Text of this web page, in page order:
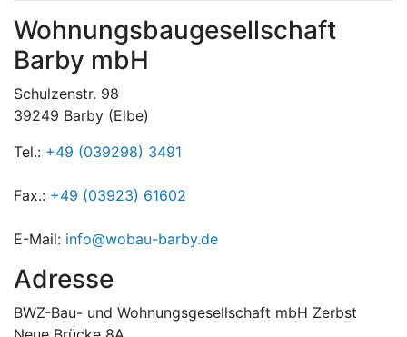
Wohnungsbaugesellschaft
Barby mbH
Schulzenstr. 98
39249 Barby (Elbe)
Tel.: +49 (039298) 3491
Fax.: +49 (03923) 61602
E-Mail: info@wobau-barby.de
Adresse
BWZ-Bau- und Wohnungsgesellschaft mbH Zerbst